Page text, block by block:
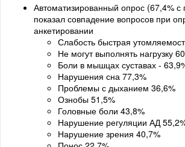
Автоматизированный опрос (67,4% с
показал совпадение вопросов при
анкетировании
Слабость быстрая
Не могут выполнять нагрузку
Боли в мышцах суставах -
Нарушения сна 77,3%
Проблемы с дыханием 36,6%
Ознобы 51,5%
Головные боли 43,8%
Нарушение регуляции АД
Нарушение зрения 40,7%